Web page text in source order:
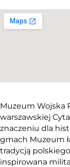
Muzeum Wojska
warszawskiej
znaczeniu dla
gmach Muzeum
tradycją
inspirowana